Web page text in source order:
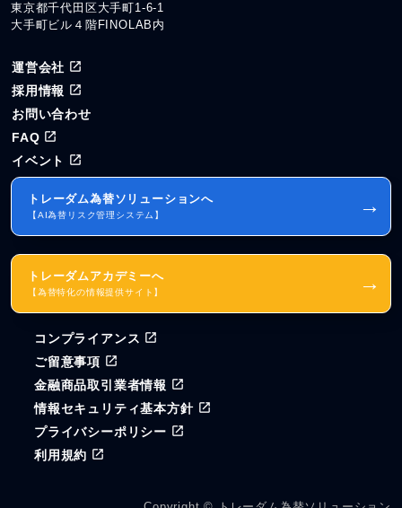
東京都千代田区大手町1-6-1
大手町ビル４階FINOLAB内
運営会社
採用情報
お問い合わせ
FAQ
イベント
トレーダム為替ソリューションへ
【AI為替リスク管理システム】 →
トレーダムアカデミーへ
【為替特化の情報提供サイト】 →
コンプライアンス
ご留意事項
金融商品取引業者情報
情報セキュリティ基本方針
プライバシーポリシー
利用規約